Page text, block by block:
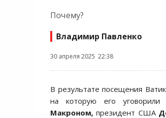
Почему?
Владимир Павленко
30 апреля 2025 22:38
В результате посещения
на которую его уговорили
Макроном, президент США